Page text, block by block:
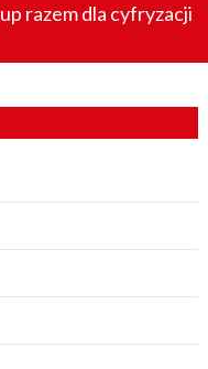
razem dla cyfryzacji